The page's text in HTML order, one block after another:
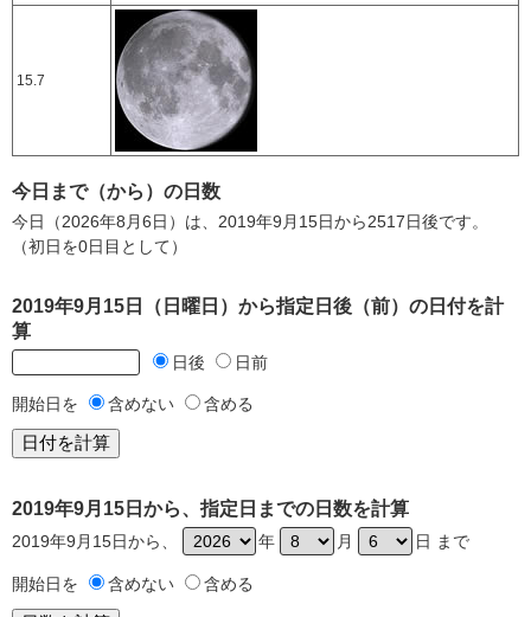
15.7
今日まで（から）の日数
今日（2026年8月6日）は、2019年9月15日から2517日後です。
（初日を0日目として）
2019年9月15日（日曜日）から指定日後（前）の日付を計
算
日後 日前
開始日を 含めない 含める
2019年9月15日から、指定日までの日数を計算
2019年9月15日から、 年 月 日 まで
開始日を 含めない 含める